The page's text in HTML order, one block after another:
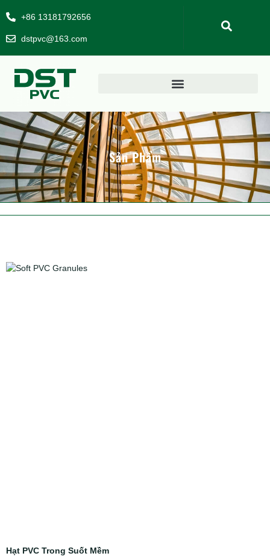
+86 13181792656
dstpvc@163.com
Sản Phẩm
Hạt PVC Trong Suốt Mềm